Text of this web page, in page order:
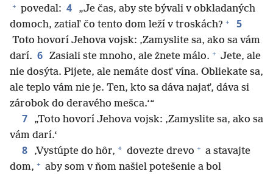
+ povedal: 4
„Je čas, aby ste bývali v obkladaných
domoch, zatiaľ čo tento dom leží v troskách? + 5
Toto hovorí Jehova vojsk: ‚Zamyslite sa, ako sa vám
darí. 6 Zasiali ste mnoho, ale žnete málo. + Jete, ale
nie dosýta. Pijete, ale nemáte dosť vína. Obliekate sa,
ale teplo vám nie je. Ten, kto sa dáva najať, dáva si
zárobok do deravého mešca.‘“
7
„Toto hovorí Jehova vojsk: ‚Zamyslite sa, ako sa
vám darí.‘
8 ‚Vystúpte do hôr, * dovezte drevo + a stavajte
dom, + aby som v ňom našiel potešenie a bol